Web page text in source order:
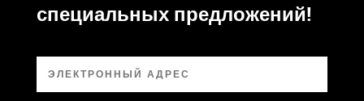
специальных предложений!